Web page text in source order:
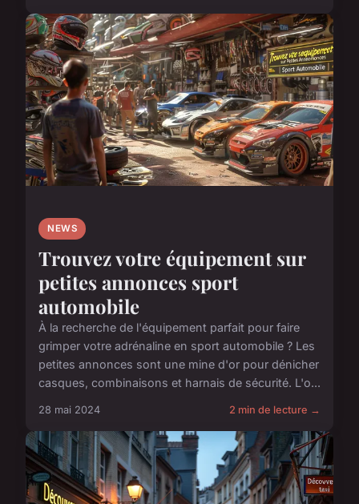
NEWS
Trouvez votre équipement sur
petites annonces sport
automobile
À la recherche de l'équipement parfait pour faire
grimper votre adrénaline en sport automobile ? Les
petites annonces sont une mine d'or pour dénicher
casques, combinaisons et harnais de sécurité. L'o...
28 mai 2024 2 min de lecture →